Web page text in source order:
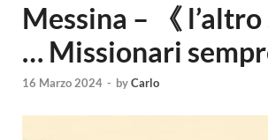
Messina – 《
… Missionari
16 Marzo 2024 - byCarlo